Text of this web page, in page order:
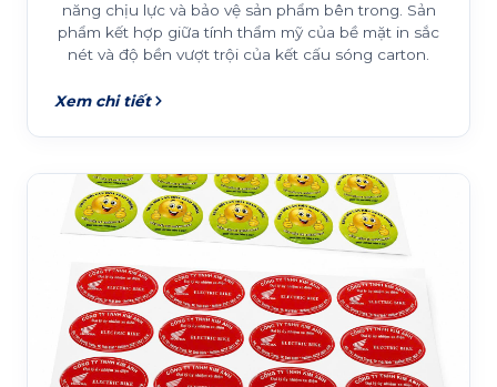
năng chịu lực và bảo vệ sản phẩm bên trong. Sản
phẩm kết hợp giữa tính thẩm mỹ của bề mặt in sắc
nét và độ bền vượt trội của kết cấu sóng carton.
Xem chi tiết